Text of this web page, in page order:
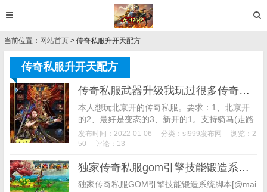
当前位置： 网站首页 > 传奇私服升开天配方
传奇私服升开天配方
传奇私服武器升级我玩过很多传奇私服 盛大居然套路我们这么多年
本人想玩北京开的传奇私服。要求：1、北京开
的2、最好是变态的3、新开的1。支持骑马(走路
是一格，跑步2格，骑马是一次3格)，骑马不可攻
击或者魔法，仅为方便玩家走地图和休闲娱乐之
发布时间：2022-01-06 分类： sf999发布网
浏览：2
50
评论：13
独家传奇私服gom引擎技能锻造系统脚本
独家传奇私服GOM引擎技能锻造系统脚本[@mai